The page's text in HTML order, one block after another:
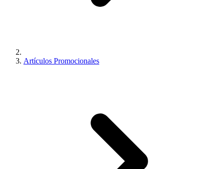
Artículos Promocionales